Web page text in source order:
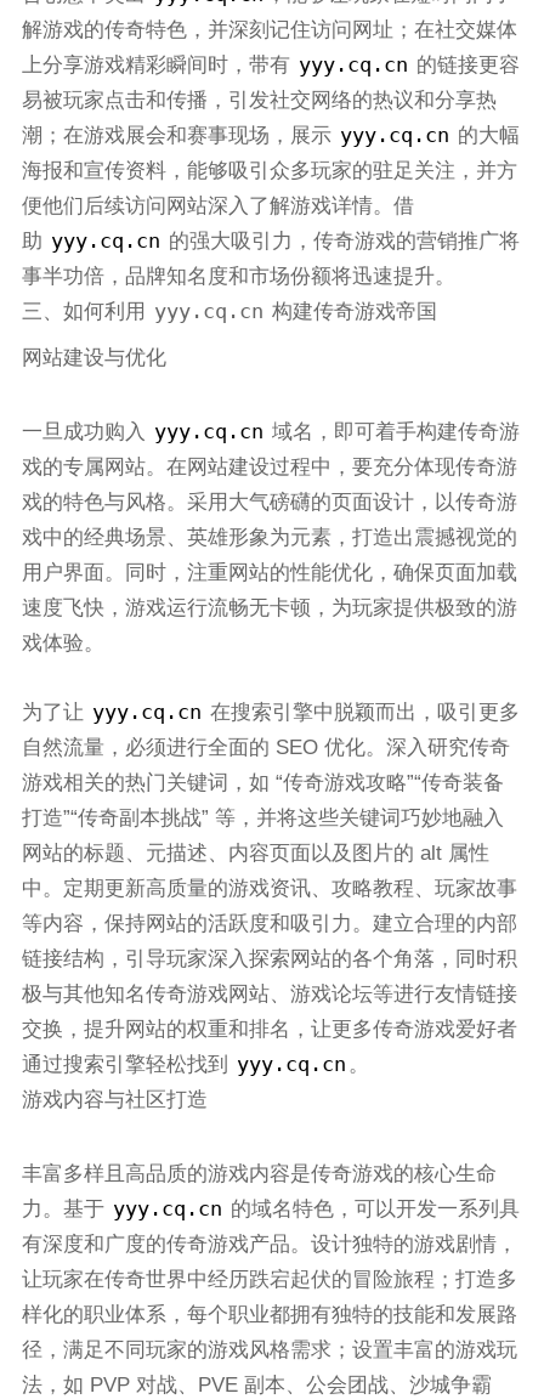
解游戏的传奇特色，并深刻记住访问网址；在社交媒体
上分享游戏精彩瞬间时，带有 yyy.cq.cn 的链接更容
易被玩家点击和传播，引发社交网络的热议和分享热
潮；在游戏展会和赛事现场，展示 yyy.cq.cn 的大幅
海报和宣传资料，能够吸引众多玩家的驻足关注，并方
便他们后续访问网站深入了解游戏详情。借
助 yyy.cq.cn 的强大吸引力，传奇游戏的营销推广将
事半功倍，品牌知名度和市场份额将迅速提升。
三、如何利用 yyy.cq.cn 构建传奇游戏帝国
网站建设与优化
一旦成功购入 yyy.cq.cn 域名，即可着手构建传奇游
戏的专属网站。在网站建设过程中，要充分体现传奇游
戏的特色与风格。采用大气磅礴的页面设计，以传奇游
戏中的经典场景、英雄形象为元素，打造出震撼视觉的
用户界面。同时，注重网站的性能优化，确保页面加载
速度飞快，游戏运行流畅无卡顿，为玩家提供极致的游
戏体验。
为了让 yyy.cq.cn 在搜索引擎中脱颖而出，吸引更多
自然流量，必须进行全面的 SEO 优化。深入研究传奇
游戏相关的热门关键词，如 “传奇游戏攻略”“传奇装备
打造”“传奇副本挑战” 等，并将这些关键词巧妙地融入
网站的标题、元描述、内容页面以及图片的 alt 属性
中。定期更新高质量的游戏资讯、攻略教程、玩家故事
等内容，保持网站的活跃度和吸引力。建立合理的内部
链接结构，引导玩家深入探索网站的各个角落，同时积
极与其他知名传奇游戏网站、游戏论坛等进行友情链接
交换，提升网站的权重和排名，让更多传奇游戏爱好者
通过搜索引擎轻松找到
yyy.cq.cn 。
游戏内容与社区打造
丰富多样且高品质的游戏内容是传奇游戏的核心生命
力。基于 yyy.cq.cn 的域名特色，可以开发一系列具
有深度和广度的传奇游戏产品。设计独特的游戏剧情，
让玩家在传奇世界中经历跌宕起伏的冒险旅程；打造多
样化的职业体系，每个职业都拥有独特的技能和发展路
径，满足不同玩家的游戏风格需求；设置丰富的游戏玩
法，如 PVP 对战、PVE 副本、公会团战、沙城争霸